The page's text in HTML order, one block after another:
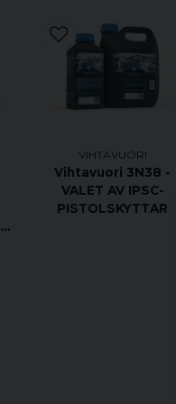
HAGELGEVÄRSPULVER
VIHTAVUORI
Vihtavuori 3N38 -
VALET AV IPSC-
PISTOLSKYTTAR